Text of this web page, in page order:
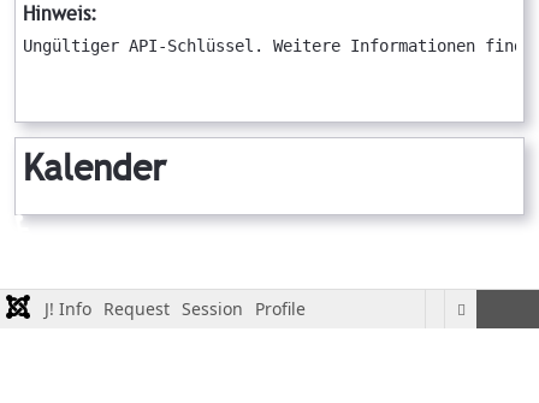
Hinweis:
Ungültiger API-Schlüssel. Weitere Informationen
Kalender
J! Info Request Session Profile